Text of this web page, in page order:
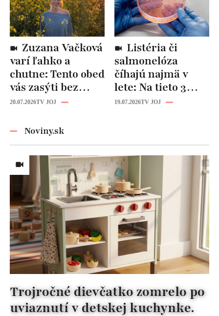
varí ľahko a
chutne: Tento obed
vás zasýti bez
zbytočných kalórií
20.07.2026TV JOJ
salmonelóza
číhajú najmä v
lete: Na tieto 3
pravidlá pri jedle
19.07.2026TV JOJ
Noviny.sk
Trojročné dievčatko zomrelo po
uviaznutí v detskej kuchynke.